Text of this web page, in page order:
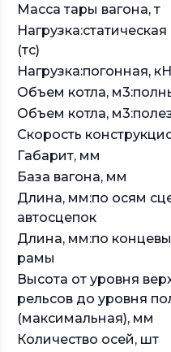
Масса тары вагона, т
(тс)
Нагрузка:погонная,
Объем котла,
Объем котла,
Скорость
Габарит, мм
База вагона, мм
Длина, мм:по осям
автосцепок
Длина, мм:по
рамы
Высота от уровня
рельсов до уровня
(максимальная), мм
Количество осей, шт